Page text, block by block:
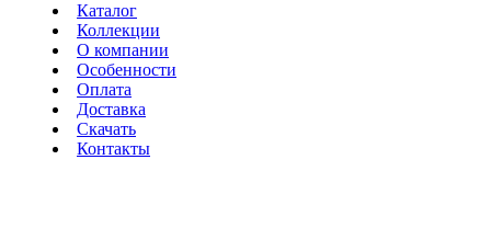
Каталог
Коллекции
О компании
Особенности
Оплата
Доставка
Скачать
Контакты